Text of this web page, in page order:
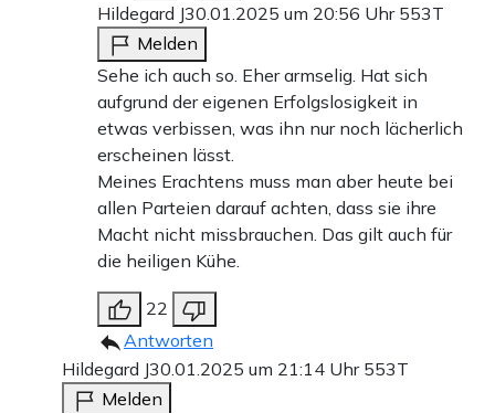
Hildegard J30.01.2025 um 20:56 Uhr 553T
Melden
Sehe ich auch so. Eher armselig. Hat sich
aufgrund der eigenen Erfolgslosigkeit in
etwas verbissen, was ihn nur noch lächerlich
erscheinen lässt.
Meines Erachtens muss man aber heute bei
allen Parteien darauf achten, dass sie ihre
Macht nicht missbrauchen. Das gilt auch für
die heiligen Kühe.
22
Antworten
Hildegard J30.01.2025 um 21:14 Uhr 553T
Melden